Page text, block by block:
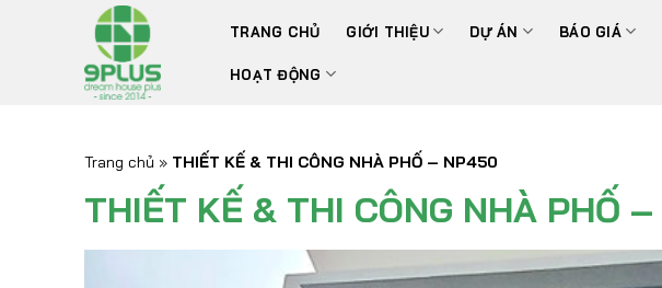
TRANG CHỦ GIỚI THIỆU DỰ ÁN BÁO GIÁ
HOẠT ĐỘNG
Trang chủ » THIẾT KẾ & THI CÔNG NHÀ PHỐ – NP450
THIẾT KẾ & THI CÔNG NHÀ PHỐ